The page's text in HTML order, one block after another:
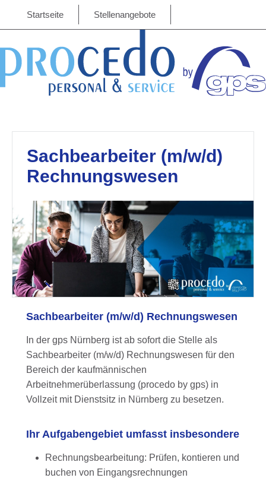
Startseite Stellenangebote
Sachbearbeiter (m/w/d)
Rechnungswesen
Sachbearbeiter (m/w/d) Rechnungswesen
In der gps Nürnberg ist ab sofort die Stelle als
Sachbearbeiter (m/w/d) Rechnungswesen für den
Bereich der kaufmännischen
Arbeitnehmerüberlassung (procedo by gps) in
Vollzeit mit Dienstsitz in Nürnberg zu besetzen.
Ihr Aufgabengebiet umfasst insbesondere
Rechnungsbearbeitung: Prüfen, kontieren und
buchen von Eingangsrechnungen